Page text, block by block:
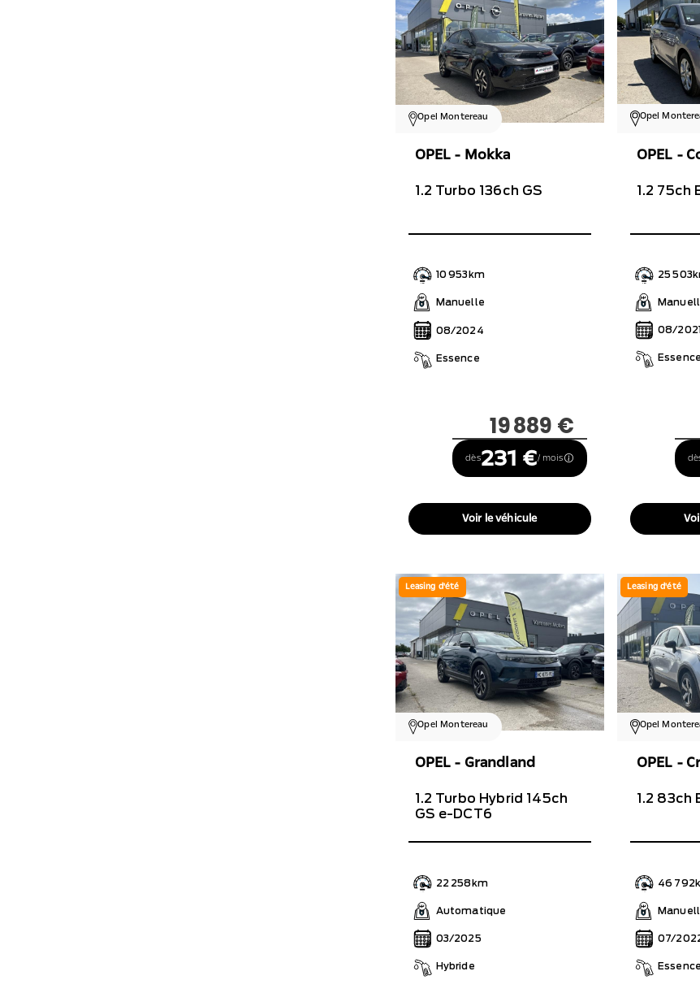
Opel Montereau
OPEL - Mokka
1.2 Turbo 136ch GS
10 953km
Manuelle
08/2024
Essence
19 889 €
dès231 €/ mois
Voir le véhicule
Opel
OPEL -
1.2 75ch
25
08/
Essence
Leasing d'été
Opel Montereau
OPEL - Grandland
1.2 Turbo Hybrid 145ch
GS e-DCT6
22 258km
Automatique
03/2025
Hybride
Leasing d'été
Opel
OPEL -
1.2 83ch
46
07/
Essence